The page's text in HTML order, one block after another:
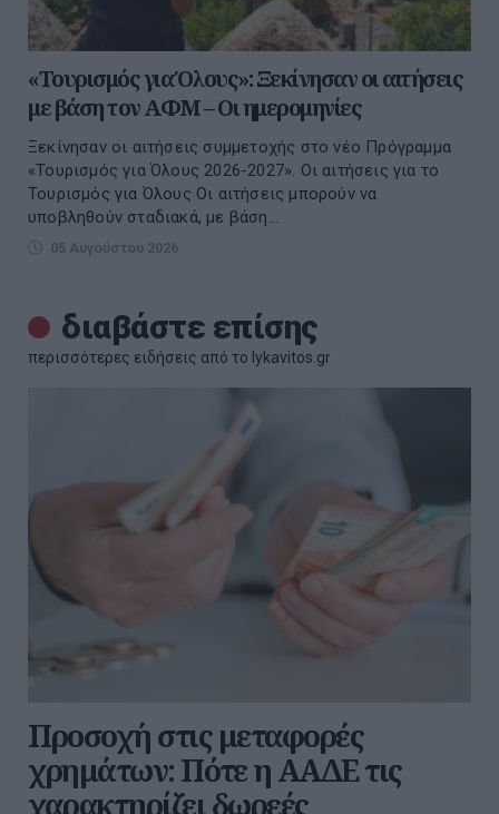
«Τουρισμός για Όλους»: Ξεκίνησαν οι αιτήσεις
με βάση τον ΑΦΜ – Οι ημερομηνίες
Ξεκίνησαν οι αιτήσεις συμμετοχής στο νέο Πρόγραμμα
«Τουρισμός για Όλους 2026-2027». Οι αιτήσεις για το
Τουρισμός για Όλους Οι αιτήσεις μπορούν να
υποβληθούν σταδιακά, με βάση...
05 Αυγούστου 2026
διαβάστε επίσης
περισσότερες ειδήσεις από το lykavitos.gr
Προσοχή στις μεταφορές
χρημάτων: Πότε η ΑΑΔΕ τις
χαρακτηρίζει δωρεές